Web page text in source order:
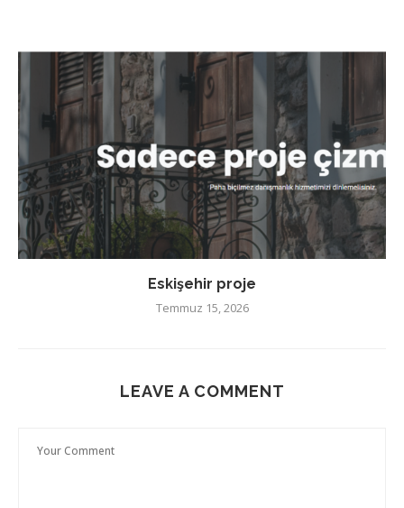
Eskişehir proje
Temmuz 15, 2026
LEAVE A COMMENT